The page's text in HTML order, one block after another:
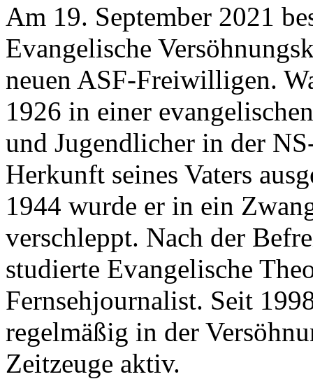
Am 19. September 2021
Evangelische
neuen ASF-Freiwilligen.
1926 in einer
und Jugendlicher in der
Herkunft seines Vaters
1944 wurde er in ein
verschleppt. Nach der
studierte Evangelische
Fernsehjournalist. Seit
regelmäßig in der
Zeitzeuge aktiv.